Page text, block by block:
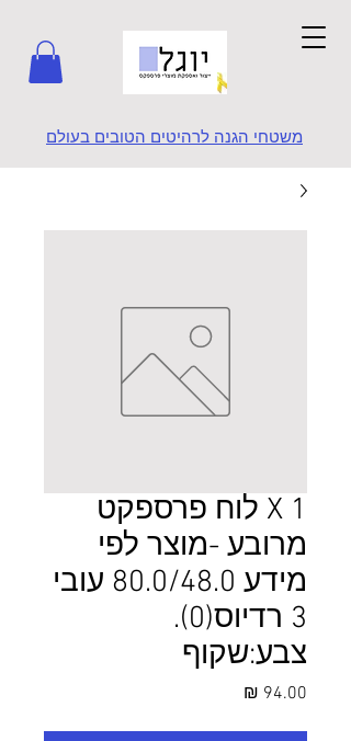
משטחי הגנה לרהיטים הטובים בעולם
1 X לוח פרספקט
מרובע -מוצר לפי
מידע 80.0/48.0 עובי
3 רדיוס(0).
צבע:שקוף